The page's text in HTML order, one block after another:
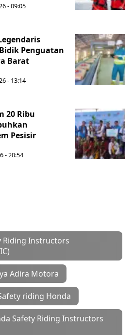
- 09:05
Penguatan
Barat
- 13:14
20 Ribu
Pesisir
- 20:54
Riding Instructors
Adira Motora
riding Honda
Safety Riding Instructors